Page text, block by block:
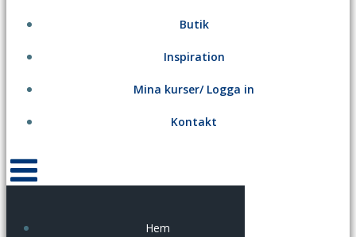
Butik
Inspiration
Mina kurser/ Logga in
Kontakt
Hem